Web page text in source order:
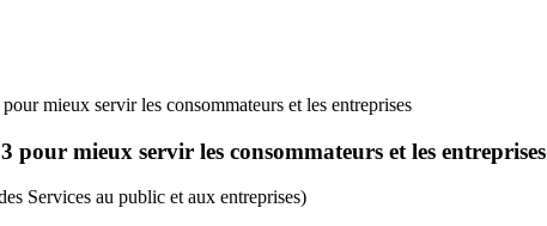
mieux servir les consommateurs et les entreprises
pour mieux servir les consommateurs et les entreprises
Services au public et aux entreprises)